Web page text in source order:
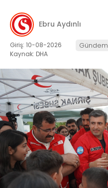
Ebru Aydınlı
Giriş: 10-08-2026
Kaynak: DHA
Gündem